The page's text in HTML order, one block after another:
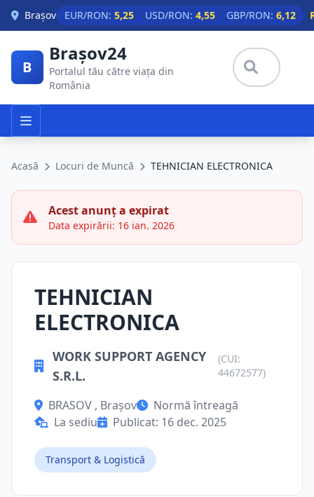
Skip to main content
Brașov EUR/RON: 5,25 USD/RON: 4,55 GBP/RON: 6,12
B
Brașov24
Portalul tău către viața din
România
Acasă Locuri de Muncă TEHNICIAN ELECTRONICA
Acest anunț a expirat
Data expirării: 16 ian. 2026
TEHNICIAN
ELECTRONICA
WORK SUPPORT AGENCY
S.R.L.
(CUI:
44672577)
BRASOV , Brașov
Normă întreagă
La sediu
Publicat: 16 dec. 2025
Transport & Logistică